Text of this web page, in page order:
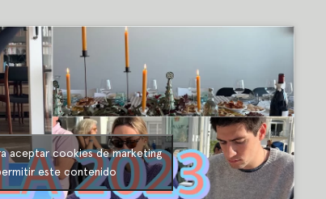
aceptar cookies de marketing
este contenido